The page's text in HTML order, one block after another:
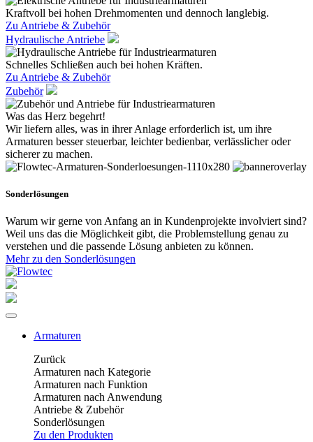
Kraftvoll bei hohen Drehmomenten und dennoch langlebig.
Zu Antriebe & Zubehör
Hydraulische Antriebe
Schnelles Schließen auch bei hohen Kräften.
Zu Antriebe & Zubehör
Zubehör
Was das Herz begehrt!
Wir liefern alles, was in ihrer Anlage erforderlich ist, um ihre
Armaturen besser steuerbar, leichter bedienbar, verlässlicher oder
sicherer zu machen.
Sonderlösungen
Warum wir gerne von Anfang an in Kundenprojekte involviert sind?
Weil uns das die Möglichkeit gibt, die Problemstellung genau zu
verstehen und die passende Lösung anbieten zu können.
Mehr zu den Sonderlösungen
Armaturen
Zurück
Armaturen nach Kategorie
Armaturen nach Funktion
Armaturen nach Anwendung
Antriebe & Zubehör
Sonderlösungen
Zu den Produkten